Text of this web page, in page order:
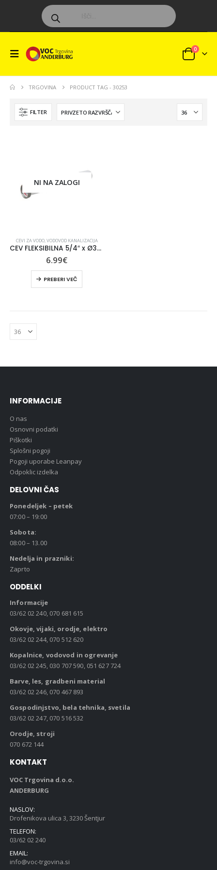
0
TRGOVINA PRODUCT TAG -30253
FILTER
NI NA ZALOGI
CEVI ZA VODO,VODOVOD KANALIZACIJA
CEV FLEKSIBILNA 5/4″ x Ø32/40 mm
6.99€
PREBERI VEČ
INFORMACIJE
O nas
Osnovni podatki
Piškotki
Splošni pogoji
Pogoji uporabe Leanpay
Odpoklic izdelka
DELOVNI ČAS
Ponedeljek – petek
07:00 – 19:00
Sobota:
08:00 – 13.00
Nedelja in prazniki:
Zaprto
ODDELKI
Informacije
03/62 02 240, 070 681 615
Okovje, vijaki, orodje, elektro
03/62 02 244, 070 512 620
Kopalnice, vodovod in ogrevanje
03/62 02 245, 030 707 590, 051 627 724
Barve, les, gradbeni material
03/62 02 246, 070 467 893
Gospodinjstvo, bela tehnika, svetila
03/62 02 247, 070 516 532
Orodje, stroji
070 672 144
KONTAKT
VOC Trgovina d.o.o.
ANDERBURG
NASLOV:
Drofenikova ulica 3, 3230 Šentjur
TELEFON:
03/62 02 240
EMAIL:
info@voc-trgovina.si